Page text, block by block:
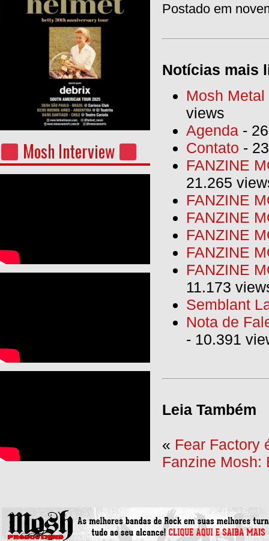
Mosh Interview
Postado em
Notícias mais
Mosh
views
Agenda -
Contato -
FANZINE
21.265
FANZINE
FANZINE
FANZINE
FANZINE
FANZINE
11.173
Semblant
Nota de
- 10.391
Leia Também
« Fear Factory
Fanzine Mosh: